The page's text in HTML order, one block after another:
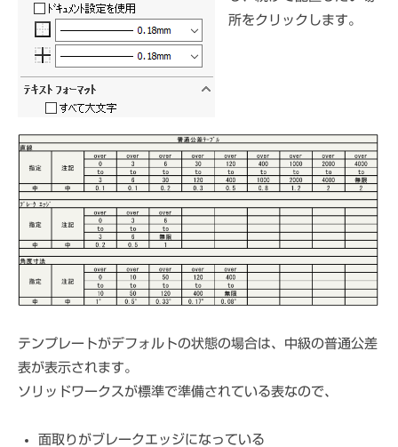
所をクリックします。
テンプレートがデフォルトの状態の場合は、中級の普通公差
表が表示されます。
ソリッドワークスが標準で準備されている表なので、
面取りがブレークエッジになっている